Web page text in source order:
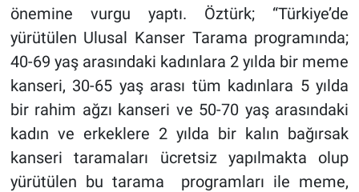
önemine vurgu yaptı. Öztürk; “Türkiye’de
yürütülen Ulusal Kanser Tarama programında;
40-69 yaş arasındaki kadınlara 2 yılda bir meme
kanseri, 30-65 yaş arası tüm kadınlara 5 yılda
bir rahim ağzı kanseri ve 50-70 yaş arasındaki
kadın ve erkeklere 2 yılda bir kalın bağırsak
kanseri taramaları ücretsiz yapılmakta olup
yürütülen bu tarama programları ile meme,